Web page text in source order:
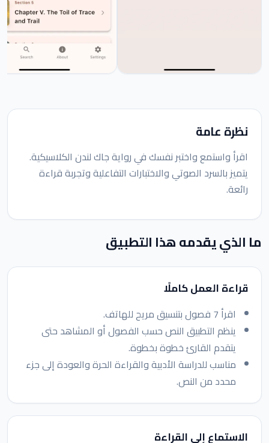
نظرة عامة
اقرأ واستمع واختبر نفسك في رواية جاك لندن الكلاسيكية.
يتميز بالسرد الصوتي والاختبارات التفاعلية وتجربة قراءة
رائعة.
ما الذي يقدمه هذا التطبيق
قراءة العمل كاملًا
اقرأ 7 فصول بتنسيق مريح للهاتف.
ينظم التطبيق النص حسب الفصول أو المشاهد حتى
يتقدم القارئ خطوة بخطوة.
مناسب للدراسة الأدبية والقراءة الحرة والعودة إلى جزء
محدد من النص.
الاستماع إلى القراءة